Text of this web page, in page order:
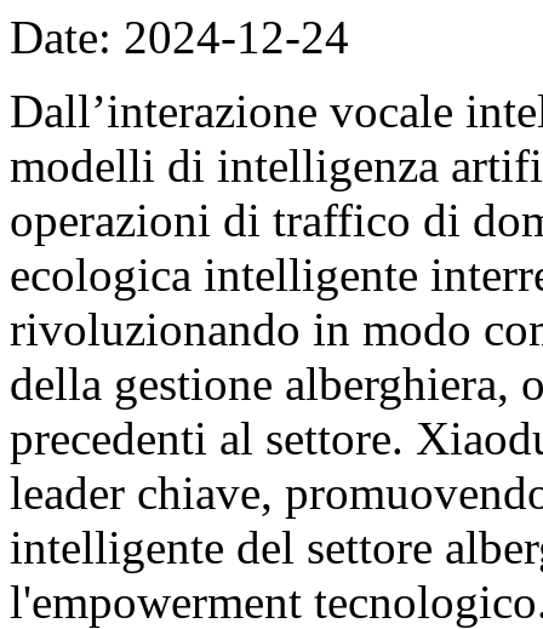
Date: 2024-12-24
Dall’interazione vocale
modelli di intelligenza
operazioni di traffico di
ecologica intelligente
rivoluzionando in modo
della gestione alberghiera,
precedenti al settore.
leader chiave,
intelligente del settore
l'empowerment